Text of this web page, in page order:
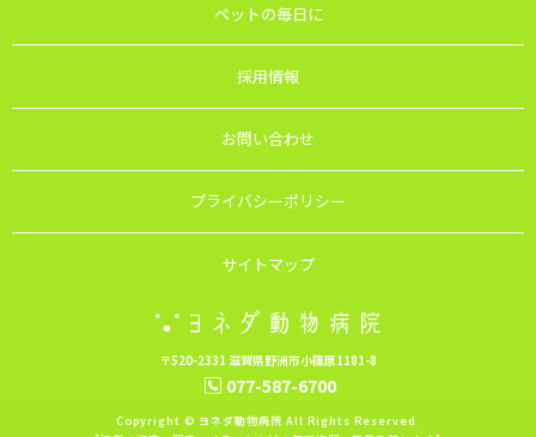
ペットの毎日に
採用情報
お問い合わせ
プライバシーポリシー
サイトマップ
〒520-2331 滋賀県野洲市小篠原1181-8
077-587-6700
Copyright © ヨネダ動物病院 All Rights Reserved.